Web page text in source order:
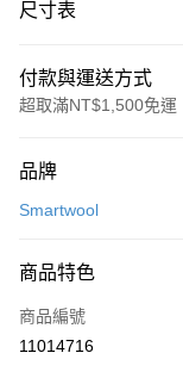
尺寸表
付款與運送方式
超取滿NT$1,500免運
信用卡一次付款
Apple Pay
悠遊付
品牌
Smartwool
商品特色
商品編號
11014716